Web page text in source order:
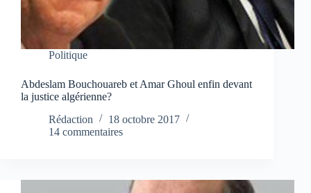
Politique
Abdeslam Bouchouareb et Amar Ghoul enfin devant
la justice algérienne?
Rédaction
18 octobre 2017
14 commentaires